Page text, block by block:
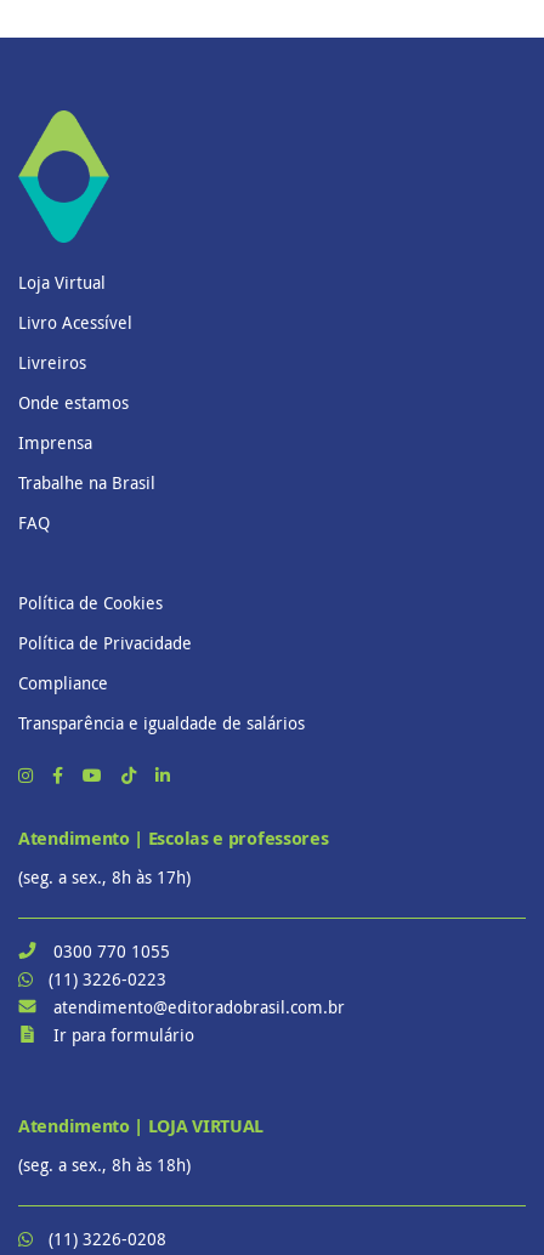
Loja Virtual
Livro Acessível
Livreiros
Onde estamos
Imprensa
Trabalhe na Brasil
FAQ
Política de Cookies
Política de Privacidade
Compliance
Transparência e igualdade de salários
Atendimento | Escolas e professores
(seg. a sex., 8h às 17h)
0300 770 1055
(11) 3226-0223
atendimento@editoradobrasil.com.br
Ir para formulário
Atendimento | LOJA VIRTUAL
(seg. a sex., 8h às 18h)
(11) 3226-0208